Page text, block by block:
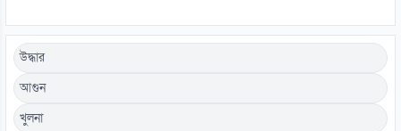
উদ্ধার
আগুন
খুলনা